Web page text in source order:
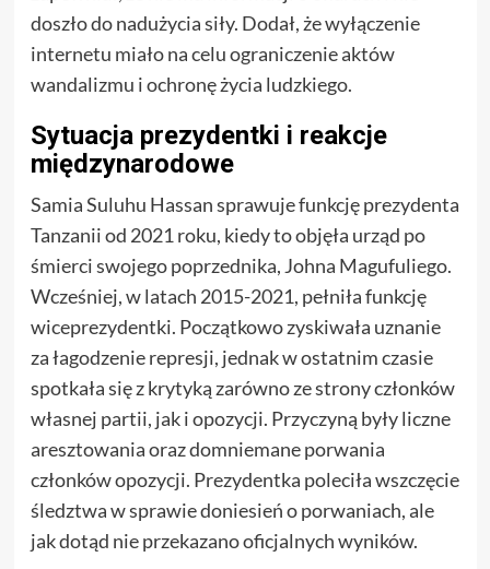
doszło do nadużycia siły. Dodał, że wyłączenie
internetu miało na celu ograniczenie aktów
wandalizmu i ochronę życia ludzkiego.
Sytuacja prezydentki i reakcje
międzynarodowe
Samia Suluhu Hassan sprawuje funkcję prezydenta
Tanzanii od 2021 roku, kiedy to objęła urząd po
śmierci swojego poprzednika, Johna Magufuliego.
Wcześniej, w latach 2015-2021, pełniła funkcję
wiceprezydentki. Początkowo zyskiwała uznanie
za łagodzenie represji, jednak w ostatnim czasie
spotkała się z krytyką zarówno ze strony członków
własnej partii, jak i opozycji. Przyczyną były liczne
aresztowania oraz domniemane porwania
członków opozycji. Prezydentka poleciła wszczęcie
śledztwa w sprawie doniesień o porwaniach, ale
jak dotąd nie przekazano oficjalnych wyników.